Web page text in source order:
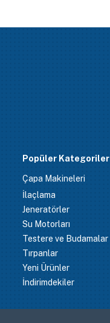
Popüler Kategoriler
Çapa Makineleri
İlaçlama
Jeneratörler
Su Motorları
Testere ve Budamalar
Tırpanlar
Yeni Ürünler
İndirimdekiler